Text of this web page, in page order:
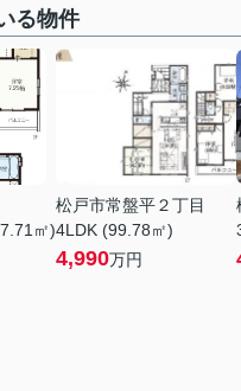
る物件
㎡)
松戸市常盤平２丁目
4LDK (99.78㎡)
4,990万円